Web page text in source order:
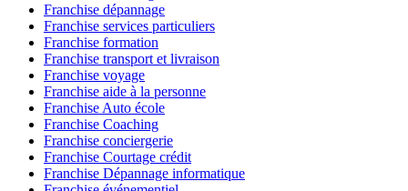
Franchise dépannage
Franchise services particuliers
Franchise formation
Franchise transport et livraison
Franchise voyage
Franchise aide à la personne
Franchise Auto école
Franchise Coaching
Franchise conciergerie
Franchise Courtage crédit
Franchise Dépannage informatique